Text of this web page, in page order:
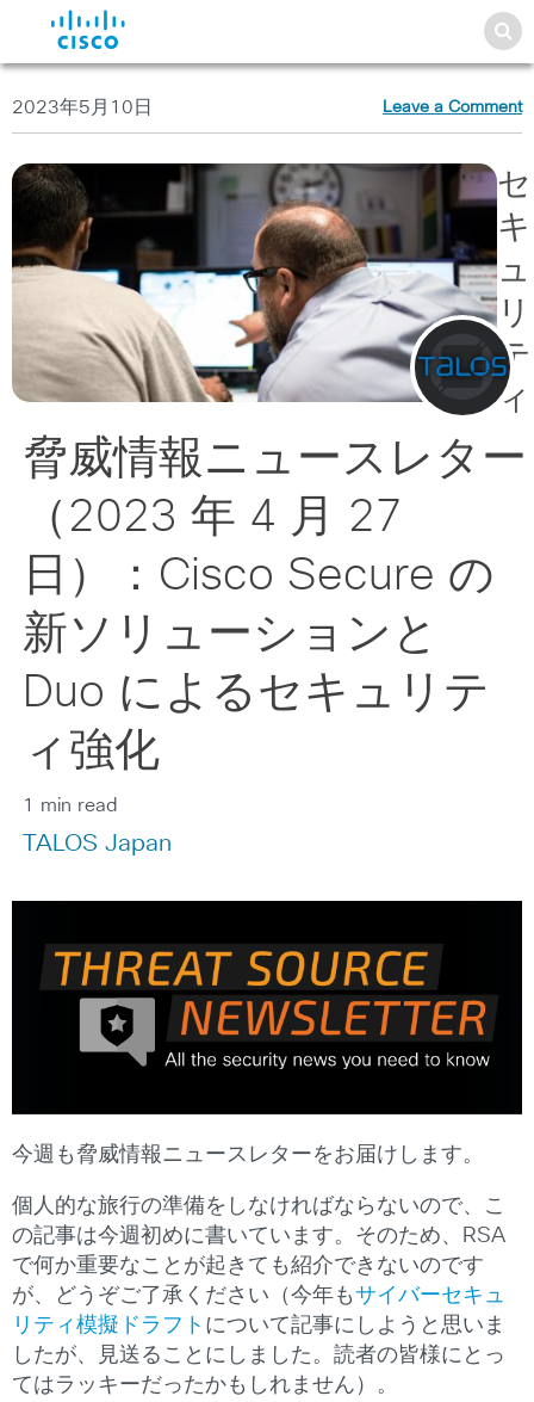
2023年5月10日 Leave a Comment
セ
キ
ュ
リ
テ
ィ
脅威情報ニュースレター
（2023 年 4 月 27
日）：Cisco Secure の
新ソリューションと
Duo によるセキュリテ
ィ強化
1 min read
TALOS Japan
今週も脅威情報ニュースレターをお届けします。
個人的な旅行の準備をしなければならないので、こ
の記事は今週初めに書いています。そのため、RSA
で何か重要なことが起きても紹介できないのです
が、どうぞご了承ください（今年もサイバーセキュ
リティ模擬ドラフト について記事にしようと思いま
したが、見送ることにしました。読者の皆様にとっ
てはラッキーだったかもしれません）。